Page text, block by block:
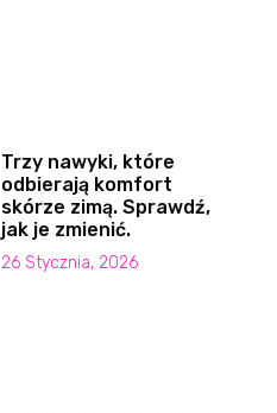
Trzy nawyki, które
odbierają komfort
skórze zimą. Sprawdź,
jak je zmienić.
26 Stycznia, 2026